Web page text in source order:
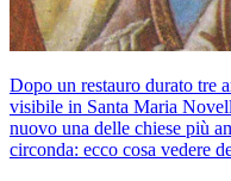
Dopo un restauro durato tre
visibile in Santa Maria
nuovo una delle chiese più
circonda: ecco cosa vedere